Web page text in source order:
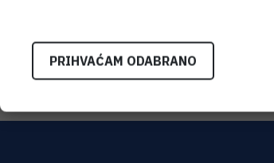
PRIHVAĆAM ODABRANO